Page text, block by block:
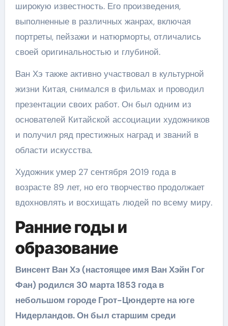
широкую известность. Его произведения,
выполненные в различных жанрах, включая
портреты, пейзажи и натюрморты, отличались
своей оригинальностью и глубиной.
Ван Хэ также активно участвовал в культурной
жизни Китая, снимался в фильмах и проводил
презентации своих работ. Он был одним из
основателей Китайской ассоциации художников
и получил ряд престижных наград и званий в
области искусства.
Художник умер 27 сентября 2019 года в
возрасте 89 лет, но его творчество продолжает
вдохновлять и восхищать людей по всему миру.
Ранние годы и
образование
Винсент Ван Хэ (настоящее имя Ван Хэйн Гог
Фан) родился 30 марта 1853 года в
небольшом городе Грот-Цюндерте на юге
Нидерландов. Он был старшим среди